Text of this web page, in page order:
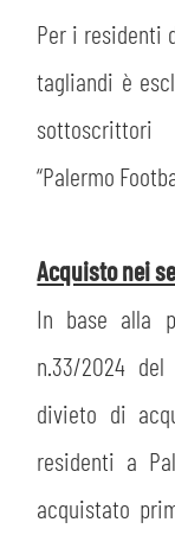
PARTNER
MEDIA
Per i residenti
tagliandi è
“Palermo
Acquisto nei
In base alla
n.33/2024 del
divieto di
residenti a
acquistato